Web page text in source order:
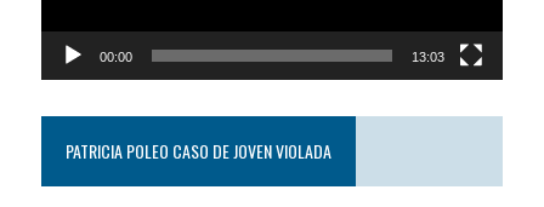
00:00 13:03
PATRICIA POLEO CASO DE JOVEN VIOLADA